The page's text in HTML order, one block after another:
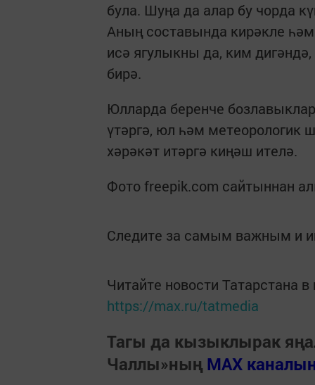
була. Шуңа да алар бу чорда
Аның составында кирәкле
исә ягулыкны да, ким
бирә.
Юлларда беренче
үтәргә, юл һәм метеорологик
хәрәкәт итәргә киңәш ителә.
Фото freepik.com сайтыннан
Следите за самым важным и
Читайте новости Татарстана
https://max.ru/tatmedia
Тагы да кызыклырак
Чаллы»ның MAX